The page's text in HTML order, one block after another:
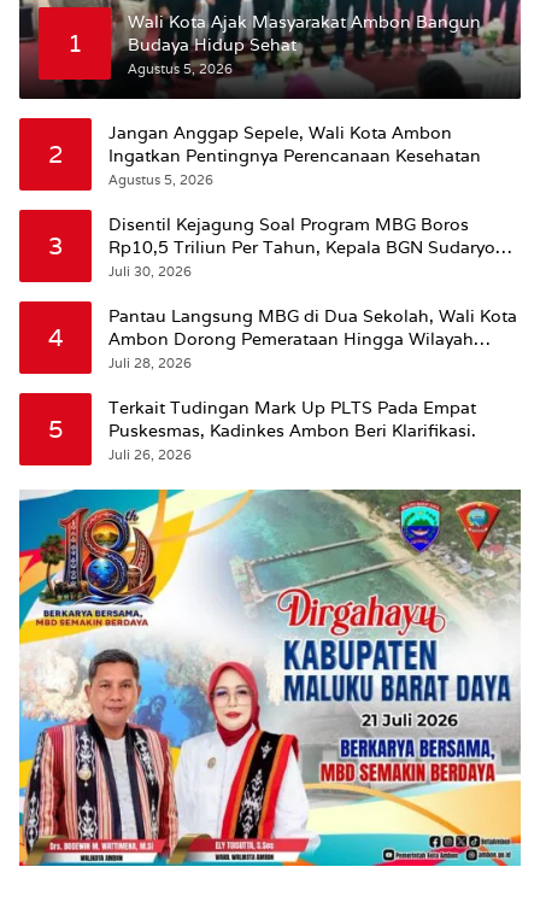
1
Wali Kota Ajak Masyarakat Ambon Bangun
Budaya Hidup Sehat
Agustus 5, 2026
2
Jangan Anggap Sepele, Wali Kota Ambon
Ingatkan Pentingnya Perencanaan Kesehatan
Agustus 5, 2026
3
Disentil Kejagung Soal Program MBG Boros
Rp10,5 Triliun Per Tahun, Kepala BGN Sudaryono
Beri Penjelasan
Juli 30, 2026
4
Pantau Langsung MBG di Dua Sekolah, Wali Kota
Ambon Dorong Pemerataan Hingga Wilayah
Leitimur Selatan
Juli 28, 2026
5
Terkait Tudingan Mark Up PLTS Pada Empat
Puskesmas, Kadinkes Ambon Beri Klarifikasi.
Juli 26, 2026